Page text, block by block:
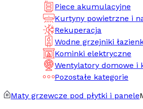
Piece akumulacyjne
Kurtyny powietrzne i
Rekuperacja
Wodne grzejniki
Kominki elektryczne
Wentylatory domowe i
Pozostałe kategorie
Maty grzewcze pod płytki i panele